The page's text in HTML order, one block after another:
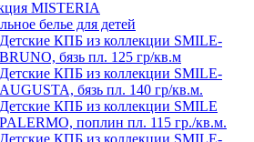
MISTERIA
белье для детей
Детские КПБ из коллекции SMILE-
BRUNO, бязь пл. 125 гр/кв.м
Детские КПБ из коллекции SMILE-
AUGUSTA, бязь пл. 140 гр/кв.м.
Детские КПБ из коллекции SMILE
PALERMO, поплин пл. 115 гр./кв.м.
Детские КПБ из коллекции SMILE-